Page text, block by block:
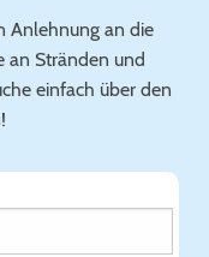
Anlehnung an die
an Stränden und
einfach über den